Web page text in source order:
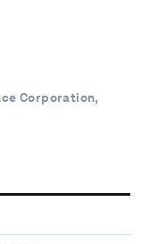
Corporation,